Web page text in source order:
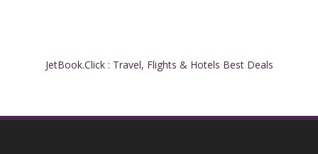
JetBook.Click : Travel, Flights & Hotels Best Deals